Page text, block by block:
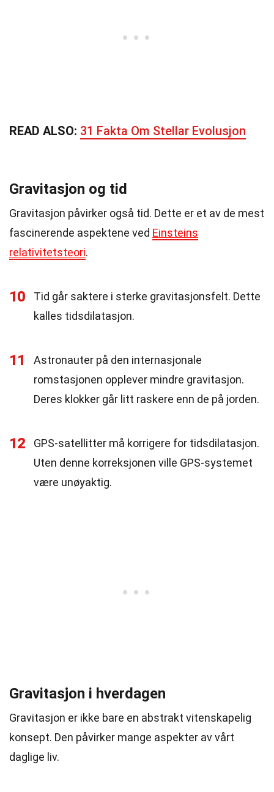
READ ALSO: 31 Fakta Om Stellar Evolusjon
Gravitasjon og tid
Gravitasjon påvirker også tid. Dette er et av de mest
fascinerende aspektene ved Einsteins
relativitetsteori.
10
Tid går saktere i sterke gravitasjonsfelt. Dette
kalles tidsdilatasjon.
11
Astronauter på den internasjonale
romstasjonen opplever mindre gravitasjon.
Deres klokker går litt raskere enn de på jorden.
12
GPS-satellitter må korrigere for tidsdilatasjon.
Uten denne korreksjonen ville GPS-systemet
være unøyaktig.
Gravitasjon i hverdagen
Gravitasjon er ikke bare en abstrakt vitenskapelig
konsept. Den påvirker mange aspekter av vårt
daglige liv.